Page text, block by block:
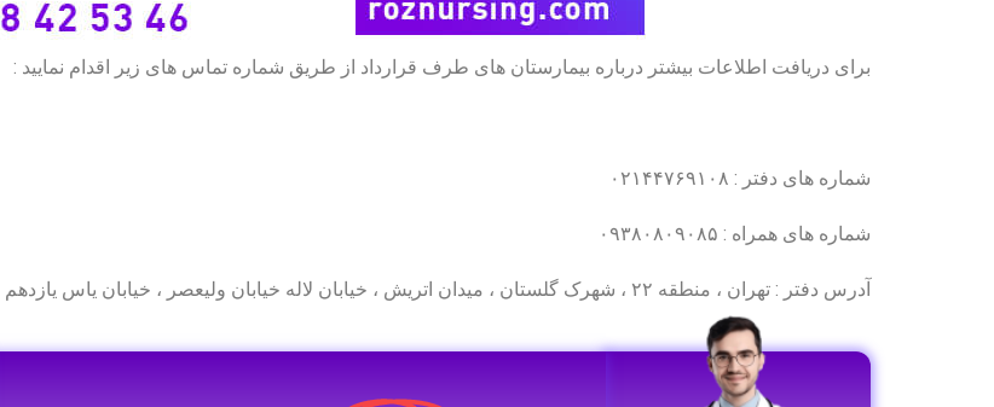
برای دریافت اطلاعات بیشتر درباره بیمارستان های طرف قرارداد از طریق شماره تماس های زیر اقدام نمایید :
شماره های دفتر : ۰۲۱۴۴۷۶۹۱۰۸
شماره های همراه : ۰۹۳۸۰۸۰۹۰۸۵
آدرس دفتر : تهران ، منطقه ۲۲ ، شهرک گلستان ، میدان اتریش ، خیابان لاله خیابان ولیعصر ، خیابان یاس یازدهم ، ساختمان آریان ، طبقه دوم ، واحد ۷